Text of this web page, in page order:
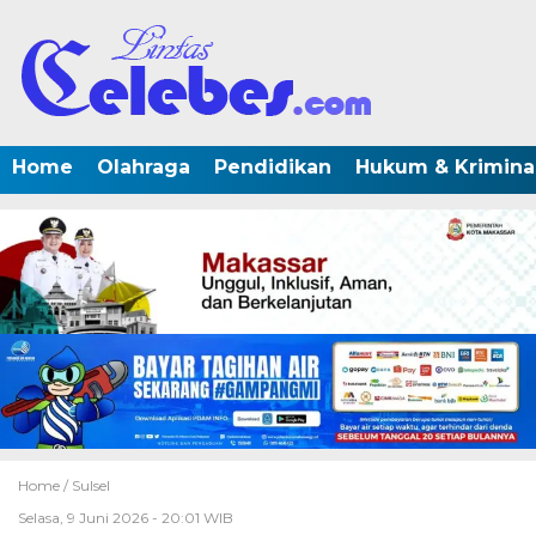
Home Olahraga Pendidikan Hukum &
Home / Sulsel
Selasa, 9 Juni 2026 - 20:01 WIB